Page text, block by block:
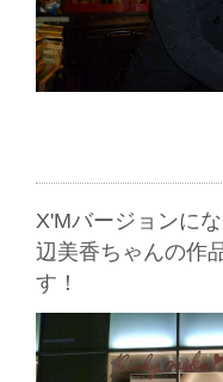
X'Mバージョンに
辺美香ちゃんの作
す！